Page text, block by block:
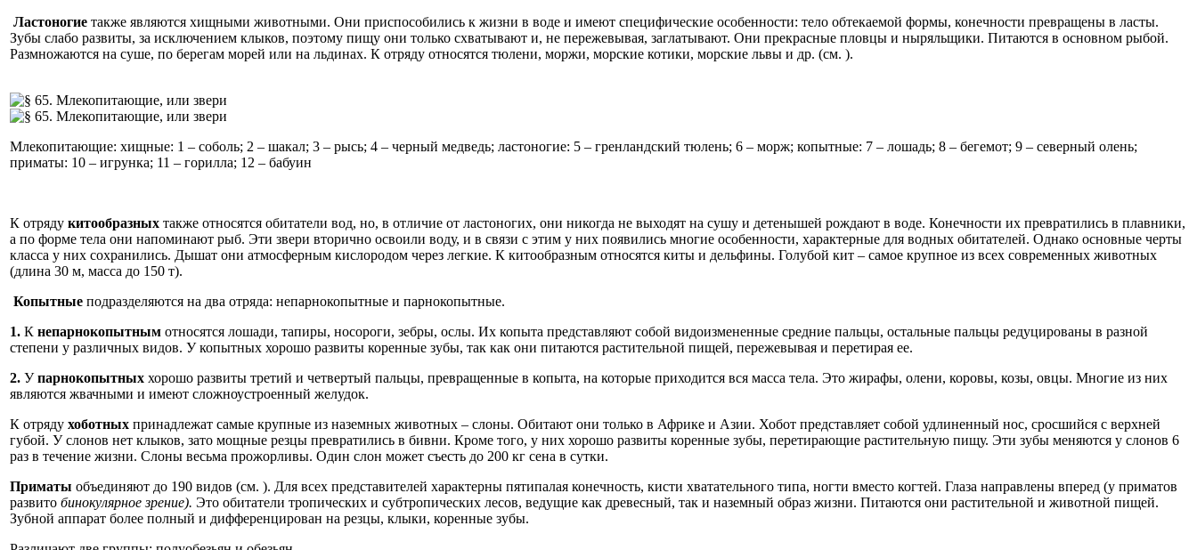
Ластоногие также являются хищными животными. Они приспособились к жизни в воде и имеют специфические особенности: тело обтекаемой формы, конечности превращены в ласты.
Зубы слабо развиты, за исключением клыков, поэтому пищу они только схватывают и, не пережевывая, заглатывают. Они прекрасные пловцы и ныряльщики. Питаются в основном рыбой.
Размножаются на суше, по берегам морей или на льдинах. К отряду относятся тюлени, моржи, морские котики, морские львы и др. (см. ).
Млекопитающие: хищные: 1 – соболь; 2 – шакал; 3 – рысь; 4 – черный медведь; ластоногие: 5 – гренландский тюлень; 6 – морж; копытные: 7 – лошадь; 8 – бегемот; 9 – северный олень;
приматы: 10 – игрунка; 11 – горилла; 12 – бабуин
К отряду китообразных также относятся обитатели вод, но, в отличие от ластоногих, они никогда не выходят на сушу и детенышей рождают в воде. Конечности их превратились в плавники,
а по форме тела они напоминают рыб. Эти звери вторично освоили воду, и в связи с этим у них появились многие особенности, характерные для водных обитателей. Однако основные черты
класса у них сохранились. Дышат они атмосферным кислородом через легкие. К китообразным относятся киты и дельфины. Голубой кит – самое крупное из всех современных животных
(длина 30 м, масса до 150 т).
Копытные подразделяются на два отряда: непарнокопытные и парнокопытные.
1. К непарнокопытным относятся лошади, тапиры, носороги, зебры, ослы. Их копыта представляют собой видоизмененные средние пальцы, остальные пальцы редуцированы в разной
степени у различных видов. У копытных хорошо развиты коренные зубы, так как они питаются растительной пищей, пережевывая и перетирая ее.
2. Упарнокопытных хорошо развиты третий и четвертый пальцы, превращенные в копыта, на которые приходится вся масса тела. Это жирафы, олени, коровы, козы, овцы. Многие из них
являются жвачными и имеют сложноустроенный желудок.
К отряду хоботных принадлежат самые крупные из наземных животных – слоны. Обитают они только в Африке и Азии. Хобот представляет собой удлиненный нос, сросшийся с верхней
губой. У слонов нет клыков, зато мощные резцы превратились в бивни. Кроме того, у них хорошо развиты коренные зубы, перетирающие растительную пищу. Эти зубы меняются у слонов 6
раз в течение жизни. Слоны весьма прожорливы. Один слон может съесть до 200 кг сена в сутки.
Приматы объединяют до 190 видов (см. ). Для всех представителей характерны пятипалая конечность, кисти хватательного типа, ногти вместо когтей. Глаза направлены вперед (у приматов
развито бинокулярное зрение). Это обитатели тропических и субтропических лесов, ведущие как древесный, так и наземный образ жизни. Питаются они растительной и животной пищей.
Зубной аппарат более полный и дифференцирован на резцы, клыки, коренные зубы.